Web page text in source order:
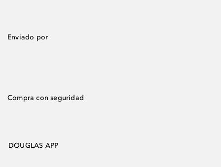
Enviado por
Compra con seguridad
DOUGLAS APP